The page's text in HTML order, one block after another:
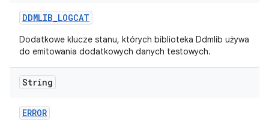
DDMLIB_LOGCAT
Dodatkowe klucze stanu, których biblioteka Ddmlib używa
do emitowania dodatkowych danych testowych.
String
ERROR